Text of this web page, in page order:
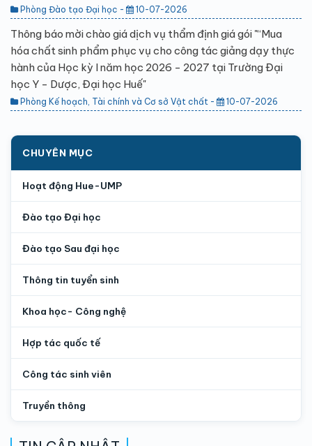
Phòng Đào tạo Đại học - 10-07-2026
Thông báo mời chào giá dịch vụ thẩm định giá gói "“Mua
hóa chất sinh phẩm phục vụ cho công tác giảng dạy thực
hành của Học kỳ I năm học 2026 - 2027 tại Trường Đại
học Y - Dược, Đại học Huế"
Phòng Kế hoạch, Tài chính và Cơ sở Vật chất - 10-07-2026
CHUYÊN MỤC
Hoạt động Hue-UMP
Đào tạo Đại học
Đào tạo Sau đại học
Thông tin tuyển sinh
Khoa học- Công nghệ
Hợp tác quốc tế
Công tác sinh viên
Truyền thông